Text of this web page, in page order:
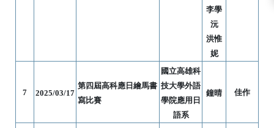
李學
沅
洪惟
妮
7 2025/03/17
第四屆高科應日繪馬書
寫比賽
國立高雄科
技大學外語
學院應用日
語系
鐘晴 佳作